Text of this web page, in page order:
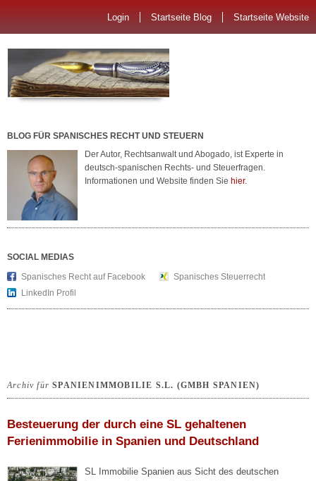
Login Startseite Blog Startseite Website
BLOG FÜR SPANISCHES RECHT UND STEUERN
Der Autor, Rechtsanwalt und Abogado, ist Experte in
deutsch-spanischen Rechts- und Steuerfragen.
Informationen und Website finden Sie hier.
SOCIAL MEDIAS
Spanisches Recht auf Facebook
Spanisches Steuerrecht
LinkedIn Profil
Archiv fürSPANIENIMMOBILIE S.L. (GMBH SPANIEN)
Besteuerung der durch eine SL gehaltenen
Ferienimmobilie in Spanien und Deutschland
SL Immobilie Spanien aus Sicht des deutschen